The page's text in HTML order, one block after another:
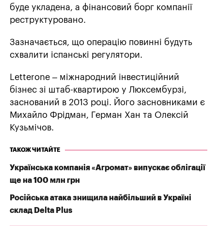
буде укладена, а фінансовий борг компанії
реструктуровано.
Зазначається, що операцію повинні будуть
схвалити іспанські регулятори.
Letterone – міжнародний інвестиційний
бізнес зі штаб-квартирою у Люксембурзі,
заснований в 2013 році. Його засновниками є
Михайло Фрідман, Герман Хан та Олексій
Кузьмічов.
ТАКОЖ ЧИТАЙТЕ
Українська компанія «Агромат» випускає облігації
ще на 100 млн грн
Російська атака знищила найбільший в Україні
склад Delta Plus